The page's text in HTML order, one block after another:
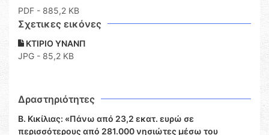
PDF - 885,2 KB
Σχετικες εικόνες
ΚΤΙΡΙΟ ΥΝΑΝΠ
JPG - 85,2 KB
Δραστηριότητες
Β. Κικίλιας: «Πάνω από 23,2 εκατ. ευρώ σε
περισσότερους από 281.000 νησιώτες μέσω του